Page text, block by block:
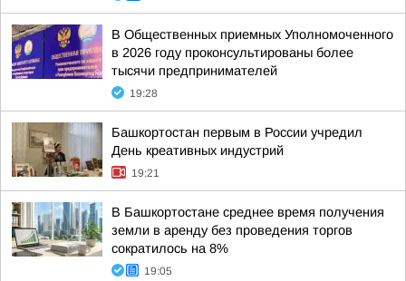
В Общественных приемных Уполномоченного
в 2026 году проконсультированы более
тысячи предпринимателей
19:28
Башкортостан первым в России учредил
День креативных индустрий
19:21
В Башкортостане среднее время получения
земли в аренду без проведения торгов
сократилось на 8%
19:05